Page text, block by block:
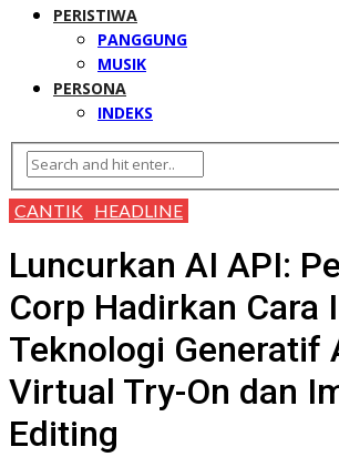
PERISTIWA
PANGGUNG
MUSIK
PERSONA
INDEKS
CANTIK HEADLINE
Luncurkan AI API:
Corp Hadirkan Cara
Teknologi Generatif
Virtual Try-On dan
Editing